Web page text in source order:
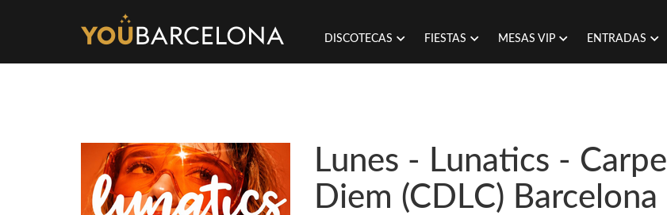
DISCOTECAS FIESTAS MESAS VIP ENTRADAS
Lunes - Lunatics - Carpe
Diem (CDLC) Barcelona